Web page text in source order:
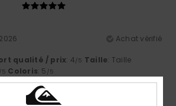
Achat vérifié
qualité / prix: 4/5 Taille: Taille
/5 Coloris: 5 /5
ce produit